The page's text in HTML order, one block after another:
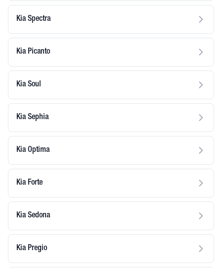
Kia Spectra
Kia Picanto
Kia Soul
Kia Sephia
Kia Optima
Kia Forte
Kia Sedona
Kia Pregio